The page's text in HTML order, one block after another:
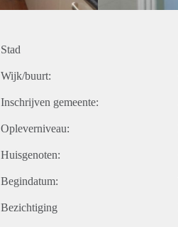
Stad
Wijk/buurt:
Inschrijven gemeente:
Opleverniveau:
Huisgenoten:
Begindatum:
Bezichtiging